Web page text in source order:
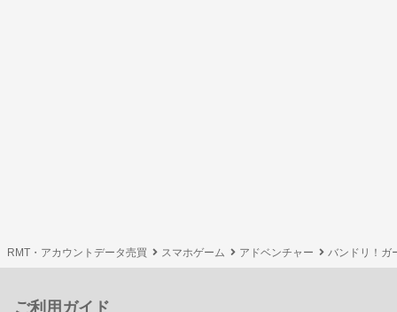
RMT・アカウントデータ売買 スマホゲーム アドベンチャー バンドリ！ガ
ご利用ガイド